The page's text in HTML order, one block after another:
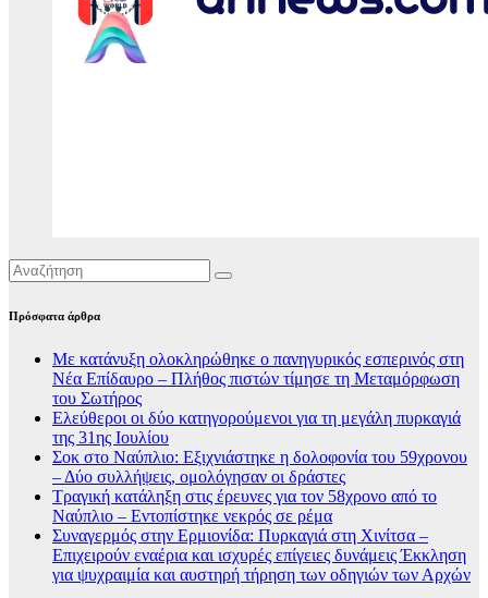
Πρόσφατα άρθρα
Με κατάνυξη ολοκληρώθηκε ο πανηγυρικός εσπερινός στη
Νέα Επίδαυρο – Πλήθος πιστών τίμησε τη Μεταμόρφωση
του Σωτήρος
Ελεύθεροι οι δύο κατηγορούμενοι για τη μεγάλη πυρκαγιά
της 31ης Ιουλίου
Σοκ στο Ναύπλιο: Εξιχνιάστηκε η δολοφονία του 59χρονου
– Δύο συλλήψεις, ομολόγησαν οι δράστες
Τραγική κατάληξη στις έρευνες για τον 58χρονο από το
Ναύπλιο – Εντοπίστηκε νεκρός σε ρέμα
Συναγερμός στην Ερμιονίδα: Πυρκαγιά στη Χινίτσα –
Επιχειρούν εναέρια και ισχυρές επίγειες δυνάμεις Έκκληση
για ψυχραιμία και αυστηρή τήρηση των οδηγιών των Αρχών